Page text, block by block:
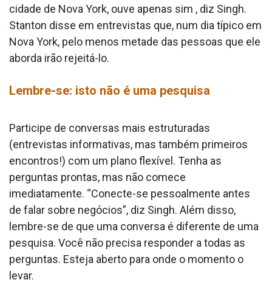
cidade de Nova York, ouve apenas sim , diz Singh.
Stanton disse em entrevistas que, num dia típico em
Nova York, pelo menos metade das pessoas que ele
aborda irão rejeitá-lo.
Lembre-se: isto não é uma pesquisa
Participe de conversas mais estruturadas
(entrevistas informativas, mas também primeiros
encontros!) com um plano flexível. Tenha as
perguntas prontas, mas não comece
imediatamente. “Conecte-se pessoalmente antes
de falar sobre negócios”, diz Singh. Além disso,
lembre-se de que uma conversa é diferente de uma
pesquisa. Você não precisa responder a todas as
perguntas. Esteja aberto para onde o momento o
levar.